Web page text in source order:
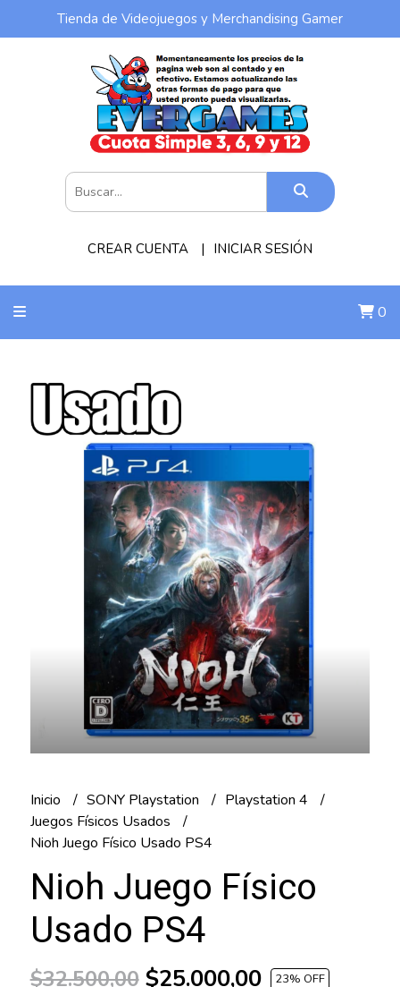
Tienda de Videojuegos y Merchandising Gamer
CREAR CUENTA INICIAR SESIÓN
0
Inicio SONY Playstation
Playstation 4
Juegos Físicos Usados
Nioh Juego Físico Usado PS4
Nioh Juego Físico
Usado PS4
$32.500,00$25.000,00 23% OFF